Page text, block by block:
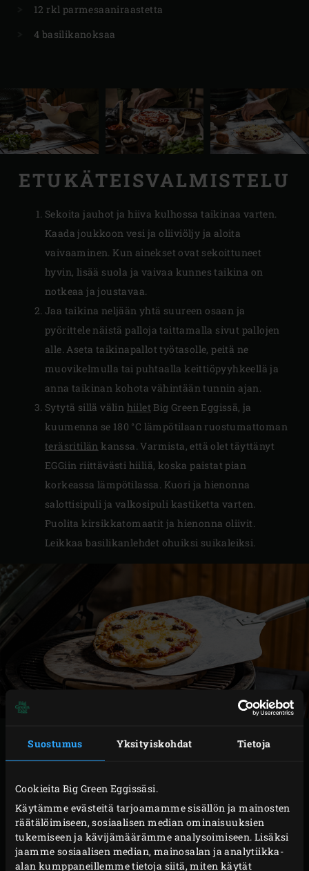
Suostumus Yksityiskohdat Tietoja
Cookieita Big Green Eggissäsi.
Käytämme evästeitä tarjoamamme sisällön ja mainosten
räätälöimiseen, sosiaalisen median ominaisuuksien
tukemiseen ja kävijämäärämme analysoimiseen. Lisäksi
jaamme sosiaalisen median, mainosalan ja analytiikka-
alan kumppaneillemme tietoja siitä, miten käytät
12 rkl parmesaaniraastetta
4 basilikanoksaa
ETUKÄTEISVALMISTELU
Sekoita jauhot ja hiiva kulhossa taikinaa varten.
Kaada joukkoon vesi ja oliiviöljy ja aloita
vaivaaminen. Kun ainekset ovat sekoittuneet
hyvin, lisää suola ja vaivaa kunnes taikina on
notkeaa ja joustavaa.
Jaa taikina neljään yhtä suureen osaan ja
pyörittele näistä palloja taittamalla sivut pallojen
alle. Aseta taikinapallot työtasolle, peitä ne
muovikelmulla tai puhtaalla keittiöpyyhkeellä ja
anna taikinan kohota vähintään tunnin ajan.
Sytytä sillä välin hiiletBig Green Eggissä, ja
kuumenna se 180 °C lämpötilaan ruostumattoman
teräsritilän kanssa. Varmista, että olet täyttänyt
EGGiin riittävästi hiiliä, koska paistat pian
korkeassa lämpötilassa. Kuori ja hienonna
salottisipuli ja valkosipuli kastiketta varten.
Puolita kirsikkatomaatit ja hienonna oliivit.
Leikkaa basilikanlehdet ohuiksi suikaleiksi.
VALMISTUS
Dutch Oven -padassa
ritilän päällä. Lisää
salottisipuli ja valkosipuli ja paista, kunnes
salottisipuli on läpikuultavaa.
Sekoita ketsuppi, kirsikkatomaatit, oliivit ja